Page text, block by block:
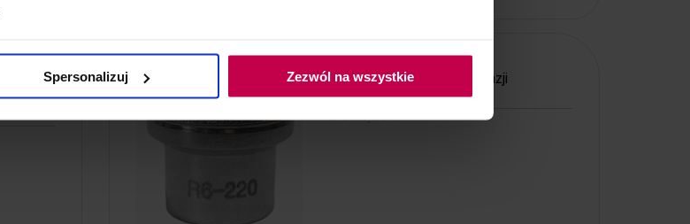
Spersonalizuj Zezwól na wszystkie
Głowica do Microdermabrazji
diamentowej
Gradacja 220